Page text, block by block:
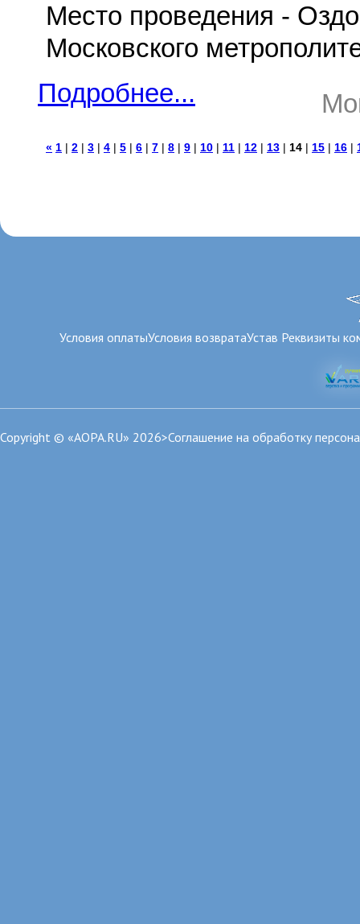
Место проведения -
Московского
Подробнее...
« 1 | 2 | 3 | 4 | 5 | 6 | 7 | 8 | 9 | 10 | 11 | 12 | 13 | 14 | 15 | 16 |
Условия оплатыУсловия возвратаУстав Реквизиты
Copyright © «AOPA.RU» 2026>Соглашение на обработку